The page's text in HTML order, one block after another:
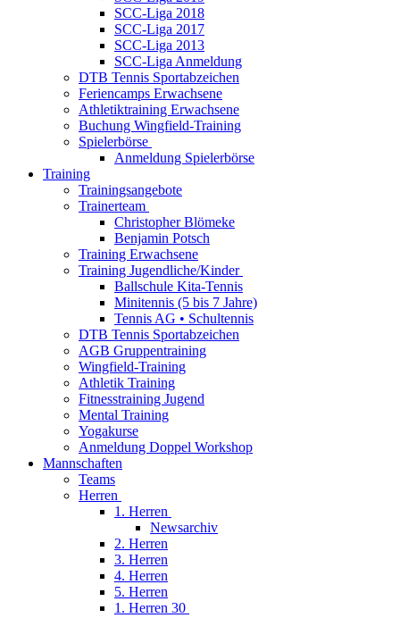
SCC-Liga 2018
SCC-Liga 2017
SCC-Liga 2013
SCC-Liga Anmeldung
DTB Tennis Sportabzeichen
Feriencamps Erwachsene
Athletiktraining Erwachsene
Buchung Wingfield-Training
Spielerbörse
Anmeldung Spielerbörse
Training
Trainingsangebote
Trainerteam
Christopher Blömeke
Benjamin Potsch
Training Erwachsene
Training Jugendliche/Kinder
Ballschule Kita-Tennis
Minitennis (5 bis 7 Jahre)
Tennis AG • Schultennis
DTB Tennis Sportabzeichen
AGB Gruppentraining
Wingfield-Training
Athletik Training
Fitnesstraining Jugend
Mental Training
Yogakurse
Anmeldung Doppel Workshop
Mannschaften
Teams
Herren
1. Herren
Newsarchiv
2. Herren
3. Herren
4. Herren
5. Herren
1. Herren 30